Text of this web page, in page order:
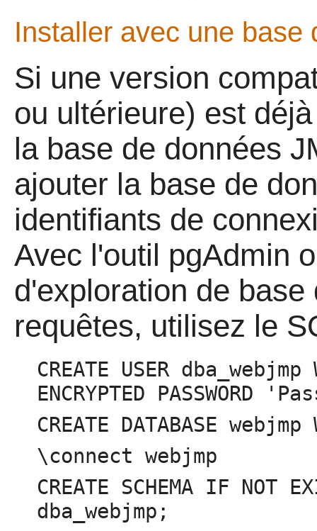
Installer avec une base
Si une version
ou ultérieure) est
la base de données
ajouter la base de
identifiants de
Avec l'outil pgAdmin
d'exploration de
requêtes, utilisez le
CREATE USER dba_webjmp
ENCRYPTED PASSWORD
CREATE DATABASE
\connect webjmp
CREATE SCHEMA IF NOT
dba_webjmp;